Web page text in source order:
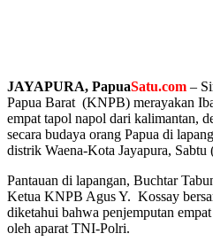
JAYAPURA, PapuaSatu.com –
Papua Barat (KNPB) merayakan
empat tapol napol dari kalimantan,
secara budaya orang Papua di
distrik Waena-Kota Jayapura, Sabtu
Pantauan di lapangan, Buchtar
Ketua KNPB Agus Y. Kossay
diketahui bahwa penjemputan
oleh aparat TNI-Polri.